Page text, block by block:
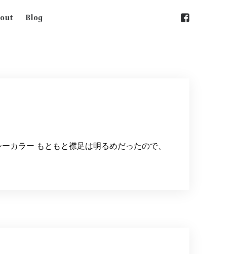
Blog
カラー もともと襟足は明るめだったので、